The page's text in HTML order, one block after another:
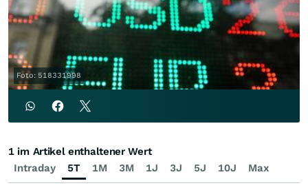
Foto: 518331998
Intraday 5T 1M 3M 1J 3J 5J 10J Max
1 im Artikel enthaltener Wert